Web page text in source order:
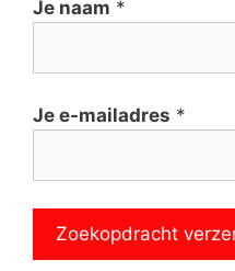
Je naam *
Je e-mailadres *